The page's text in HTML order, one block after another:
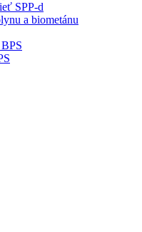
SPP-d
a biometánu